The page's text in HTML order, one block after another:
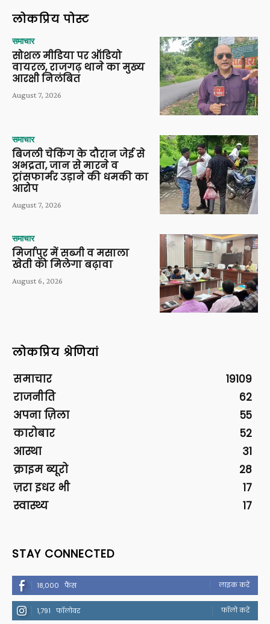
लोकप्रिय पोस्ट
समाचार
सोशल मीडिया पर ऑडियो
वायरल, राजगढ़ थाने का मुख्य
आरक्षी निलंबित
August 7, 2026
समाचार
बिजली चेकिंग के दौरान जेई से
अभद्रता, जान से मारने व
ट्रांसफार्मर उड़ाने की धमकी का
आरोप
August 7, 2026
समाचार
मिर्जापुर में सब्जी व मसाला
खेती को मिलेगा बढ़ावा
August 6, 2026
लोकप्रिय श्रेणियां
समाचार
19109
राजनीति
62
अपना ज़िला
55
कारोबार
52
आस्था
31
क्राइम ब्यूरो
28
ज़रा इधर भी
17
स्वास्थ्य
17
STAY CONNECTED
18,000 फैंस लाइक करें
1,791 फॉलोवर फॉलो करें